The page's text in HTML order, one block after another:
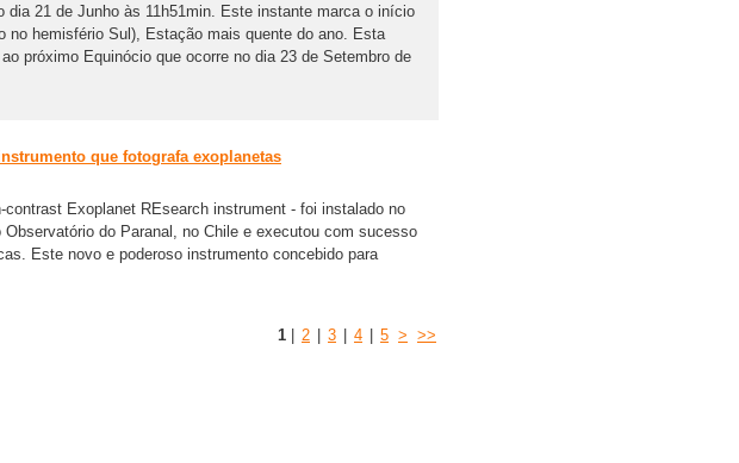
dia 21 de Junho às 11h51min. Este instante marca o início
no hemisfério Sul), Estação mais quente do ano. Esta
próximo Equinócio que ocorre no dia 23 de Setembro de
que fotografa exoplanetas
Exoplanet REsearch instrument - foi instalado no
do Paranal, no Chile e executou com sucesso
Este novo e poderoso instrumento concebido para
1 2 3 4 5 > >>